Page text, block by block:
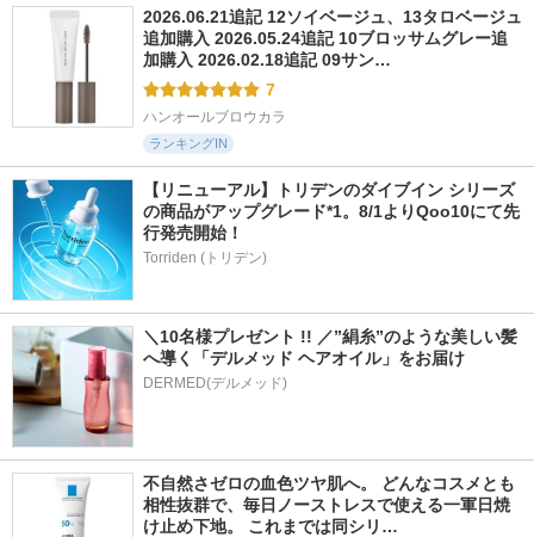
2026.06.21追記 12ソイベージュ、13タロベージュ
追加購入 2026.05.24追記 10ブロッサムグレー追
加購入 2026.02.18追記 09サン…
7
ハンオールブロウカラ
ランキングIN
【リニューアル】トリデンのダイブイン シリーズ
の商品がアップグレード*1。8/1よりQoo10にて先
行発売開始！
Torriden (トリデン)
＼10名様プレゼント !! ／”絹糸”のような美しい髪
へ導く「デルメッド ヘアオイル」をお届け
DERMED(デルメッド)
不自然さゼロの血色ツヤ肌へ。 どんなコスメとも
相性抜群で、毎日ノーストレスで使える一軍日焼
け止め下地。 これまでは同シリ…